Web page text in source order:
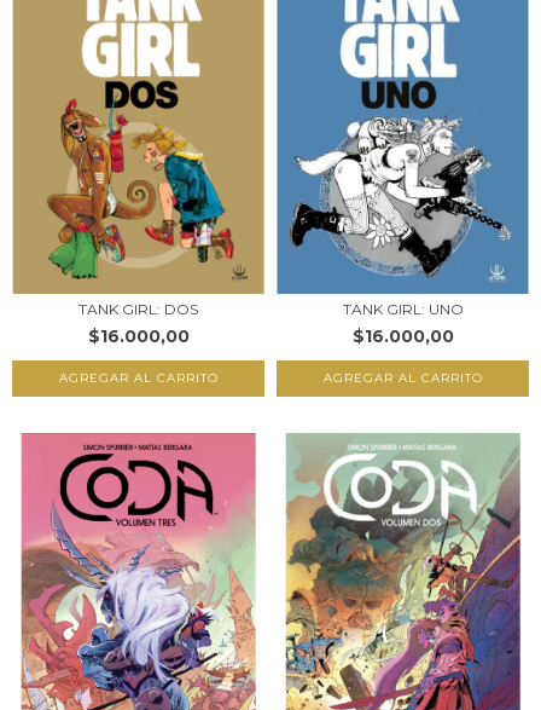
TANK GIRL: DOS
$16.000,00
TANK GIRL: UNO
$16.000,00